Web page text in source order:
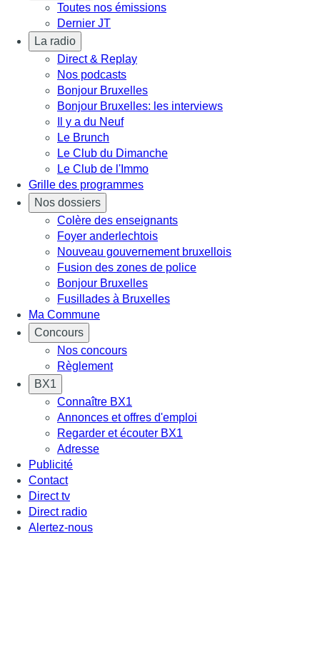
Toutes nos émissions
Dernier JT
La radio
Direct & Replay
Nos podcasts
Bonjour Bruxelles
Bonjour Bruxelles: les interviews
Il y a du Neuf
Le Brunch
Le Club du Dimanche
Le Club de l'Immo
Grille des programmes
Nos dossiers
Colère des enseignants
Foyer anderlechtois
Nouveau gouvernement bruxellois
Fusion des zones de police
Bonjour Bruxelles
Fusillades à Bruxelles
Ma Commune
Concours
Nos concours
Règlement
BX1
Connaître BX1
Annonces et offres d'emploi
Regarder et écouter BX1
Adresse
Publicité
Contact
Direct tv
Direct radio
Alertez-nous